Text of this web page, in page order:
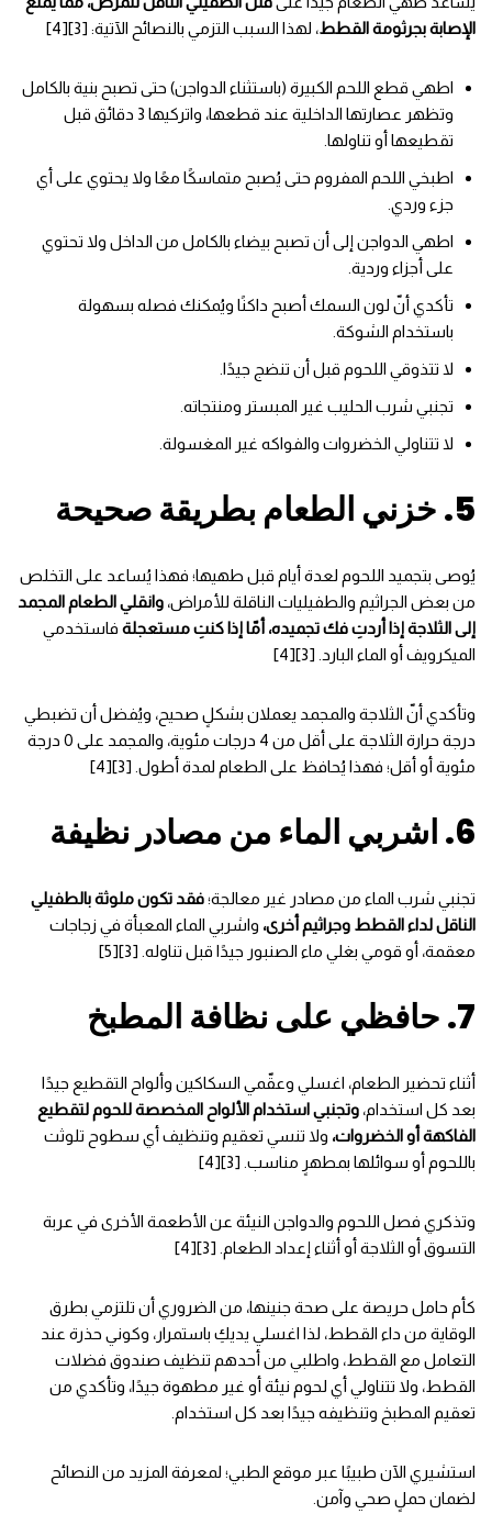
الإصابة بجرثومة القطط، لهذا السبب التزمي بالنصائح الآتية: [3][4]
اطهي قطع اللحم الكبيرة (باستثناء الدواجن) حتى تصبح بنية بالكامل
وتظهر عصارتها الداخلية عند قطعها، واتركيها 3 دقائق قبل
تقطيعها أو تناولها.
اطبخي اللحم المفروم حتى يُصبح متماسكًا معًا ولا يحتوي على أي
جزء وردي.
اطهي الدواجن إلى أن تصبح بيضاء بالكامل من الداخل ولا تحتوي
على أجزاء وردية.
تأكدي أنّ لون السمك أصبح داكنًا ويُمكنك فصله بسهولة
باستخدام الشوكة.
لا تتذوقي اللحوم قبل أن تنضج جيدًا.
تجنبي شرب الحليب غير المبستر ومنتجاته.
لا تتناولي الخضروات والفواكه غير المغسولة.
5. خزني الطعام بطريقة صحيحة
يُوصى بتجميد اللحوم لعدة أيام قبل طهيها؛ فهذا يُساعد على التخلص
من بعض الجراثيم والطفيليات الناقلة للأمراض، وانقلي الطعام المجمد
إلى الثلاجة إذا أردتِ فك تجميده، أمّا إذا كنتِ مستعجلة فاستخدمي
الميكرويف أو الماء البارد. [3][4]
وتأكدي أنّ الثلاجة والمجمد يعملان بشكلٍ صحيح، ويُفضل أن تضبطي
درجة حرارة الثلاجة على أقل من 4 درجات مئوية، والمجمد على 0 درجة
مئوية أو أقل؛ فهذا يُحافظ على الطعام لمدة أطول. [3][4]
6. اشربي الماء من مصادر نظيفة
تجنبي شرب الماء من مصادر غير معالجة؛فقد تكون ملوثة بالطفيلي
الناقل لداء القطط وجراثيم أخرى، واشربي الماء المعبأة في زجاجات
معقمة، أو قومي بغلي ماء الصنبور جيدًا قبل تناوله. [3][5]
7. حافظي على نظافة المطبخ
أثناء تحضير الطعام، اغسلي وعقّمي السكاكين وألواح التقطيع جيدًا
بعد كل استخدام، وتجنبي استخدام الألواح المخصصة للحوم لتقطيع
الفاكهة أو الخضروات، ولا تنسي تعقيم وتنظيف أي سطوح تلوثت
باللحوم أو سوائلها بمطهرٍ مناسب. [3][4]
وتذكري فصل اللحوم والدواجن النيئة عن الأطعمة الأخرى في عربة
التسوق أو الثلاجة أو أثناء إعداد الطعام. [3][4]
كأم حامل حريصة على صحة جنينها، من الضروري أن تلتزمي بطرق
الوقاية من داء القطط، لذا اغسلي يديكِ باستمرار، وكوني حذرة عند
التعامل مع القطط، واطلبي من أحدهم تنظيف صندوق فضلات
القطط، ولا تتناولي أي لحوم نيئة أو غير مطهوة جيدًا، وتأكدي من
تعقيم المطبخ وتنظيفه جيدًا بعد كل استخدام.
استشيري الآن طبيبًا عبر موقع الطبي؛ لمعرفة المزيد من النصائح
لضمان حملٍ صحي وآمن.